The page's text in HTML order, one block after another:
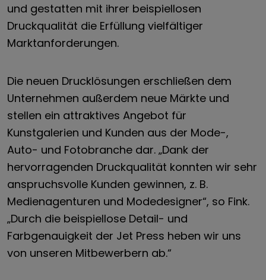
und gestatten mit ihrer beispiellosen
Druckqualität die Erfüllung vielfältiger
Marktanforderungen.
Die neuen Drucklösungen erschließen dem
Unternehmen außerdem neue Märkte und
stellen ein attraktives Angebot für
Kunstgalerien und Kunden aus der Mode-,
Auto- und Fotobranche dar. „Dank der
hervorragenden Druckqualität konnten wir sehr
anspruchsvolle Kunden gewinnen, z. B.
Medienagenturen und Modedesigner“, so Fink.
„Durch die beispiellose Detail- und
Farbgenauigkeit der Jet Press heben wir uns
von unseren Mitbewerbern ab.“